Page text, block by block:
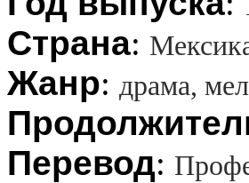
Страна:
Жанр: драма,
Перевод: